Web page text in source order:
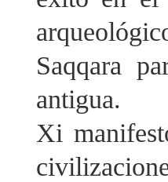
Saqqara
antigua.
Xi